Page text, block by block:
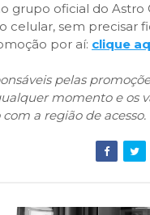
grupo oficial do Astro
celular, sem precisar
por aí: clique
pelas
momento e os
a região de acesso.